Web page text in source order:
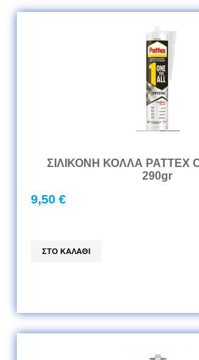
ΣΙΛΙΚΟΝΗ ΚΟΛΛΑ PATTEX
290gr
9,50 €